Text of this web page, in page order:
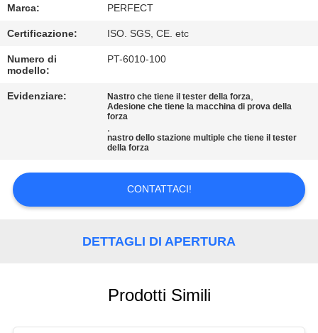
DELLA
FABBRICA
CONTROLLO
DI
RICHIEDA
CITAZIONE
Marca: PERFECT
Certificazione: ISO. SGS, CE. etc
Numero di
modello:
PT-6010-100
Evidenziare: Nastro che tiene il tester della forza,
Adesione che tiene la macchina di prova della
forza
,
nastro dello stazione multiple che tiene il tester
della forza
CONTATTACI!
DETTAGLI DI APERTURA
Prodotti Simili